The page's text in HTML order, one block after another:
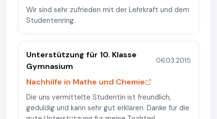
Wir sind sehr zufrieden mit der Lehrkraft und dem
Studentenring.
Unterstützung für 10. Klasse
Gymnasium
06.03.2015
Nachhilfe in Mathe und Chemie
Die uns vermittelte Studentin ist freundlich,
geduldig und kann sehr gut erklären. Danke für die